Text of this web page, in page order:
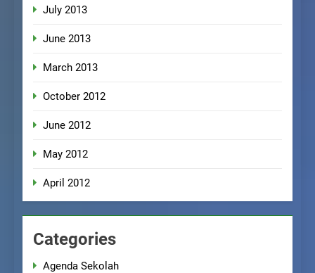
July 2013
June 2013
March 2013
October 2012
June 2012
May 2012
April 2012
Categories
Agenda Sekolah